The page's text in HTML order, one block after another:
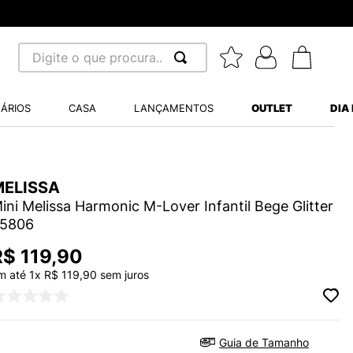
Digite o que procura...
CASA LANÇAMENTOS OUTLET DIA
Melissa Harmonic M-Lover Infantil Bege Glitter
119,90
até1x R$ 119,90 sem juros
Guia de Tamanho
BALANCE 530
BABY